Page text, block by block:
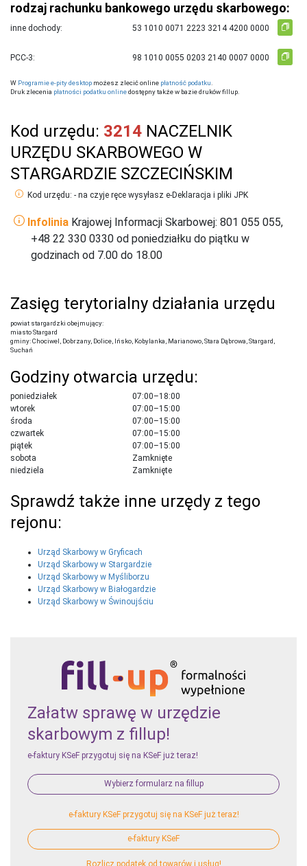
rodzaj rachunku bankowego urzędu skarbowego:
inne dochody:
PCC-3:
W Programie e-pity desktop możesz zlecić online płatność podatku
Druk zlecenia płatności podatku onlinedostępny także w bazie druków fillup.
Kod urzędu: 3214 NACZELNIK
URZĘDU SKARBOWEGO W
STARGARDZIE SZCZECIŃSKIM
Kod urzędu: - na czyje ręce wysyłasz e-Deklaracja i pliki JPK
Infolinia Krajowej Informacji Skarbowej: 801 055 055,
+48 22 330 0330 od poniedziałku do piątku w
godzinach od 7.00 do 18.00
Zasięg terytorialny działania urzędu
powiat stargardzki obejmujący:
miasto Stargard
gminy: Chociwel, Dobrzany, Dolice, Ińsko, Kobylanka, Marianowo, Stara Dąbrowa, Stargard,
Suchań
Godziny otwarcia urzędu:
poniedziałek
07:00–18:00
wtorek
07:00–15:00
środa
07:00–15:00
czwartek
07:00–15:00
piątek
07:00–15:00
sobota
Zamknięte
niedziela
Zamknięte
Sprawdź także inne urzędy z tego
rejonu:
Urząd Skarbowy w Gryficach
Urząd Skarbowy w Stargardzie
Urząd Skarbowy w Myśliborzu
Urząd Skarbowy w Białogardzie
Urząd Skarbowy w Świnoujściu
Załatw sprawę w urzędzie
skarbowym z fillup!
e-faktury KSeF przygotuj się na KSeF już teraz!
Wybierz formularz na fillup
e-faktury KSeF przygotuj się na KSeF już teraz!
e-faktury KSeF
Rozlicz podatek od towarów i usług!